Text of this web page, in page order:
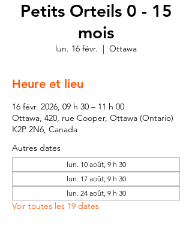
Petits Orteils 0 - 15
mois
lun. 16 févr.
  |
Ottawa
Heure et lieu
16 févr. 2026, 09 h 30 – 11 h 00
Ottawa, 420, rue Cooper, Ottawa (Ontario)
K2P 2N6, Canada
Autres dates
lun. 10 août, 9 h 30
lun. 17 août, 9 h 30
lun. 24 août, 9 h 30
Voir toutes les 19 dates